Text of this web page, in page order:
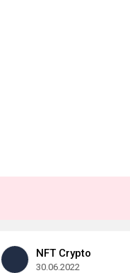
NFT Crypto
30.06.2022